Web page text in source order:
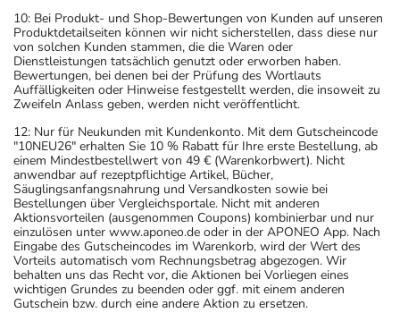
10: Bei Produkt- und Shop-Bewertungen von Kunden auf unseren
Produktdetailseiten können wir nicht sicherstellen, dass diese nur
von solchen Kunden stammen, die die Waren oder
Dienstleistungen tatsächlich genutzt oder erworben haben.
Bewertungen, bei denen bei der Prüfung des Wortlauts
Auffälligkeiten oder Hinweise festgestellt werden, die insoweit zu
Zweifeln Anlass geben, werden nicht veröffentlicht.
12: Nur für Neukunden mit Kundenkonto. Mit dem Gutscheincode
"10NEU26" erhalten Sie 10 % Rabatt für Ihre erste Bestellung, ab
einem Mindestbestellwert von 49 € (Warenkorbwert). Nicht
anwendbar auf rezeptpflichtige Artikel, Bücher,
Säuglingsanfangsnahrung und Versandkosten sowie bei
Bestellungen über Vergleichsportale. Nicht mit anderen
Aktionsvorteilen (ausgenommen Coupons) kombinierbar und nur
einzulösen unter www.aponeo.de oder in der APONEO App. Nach
Eingabe des Gutscheincodes im Warenkorb, wird der Wert des
Vorteils automatisch vom Rechnungsbetrag abgezogen. Wir
behalten uns das Recht vor, die Aktionen bei Vorliegen eines
wichtigen Grundes zu beenden oder ggf. mit einem anderen
Gutschein bzw. durch eine andere Aktion zu ersetzen.